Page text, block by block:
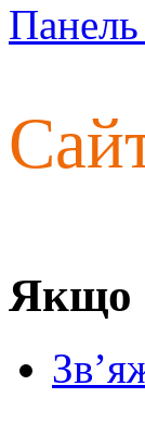
Панель
Якщо